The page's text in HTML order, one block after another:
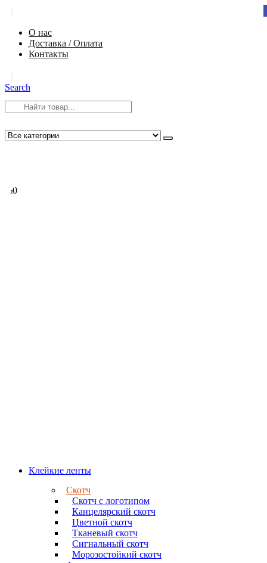
О нас
Доставка / Оплата
Контакты
Search
00
Клейкие ленты
Скотч
Скотч с логотипом
Канцелярский скотч
Цветной скотч
Тканевый скотч
Сигнальный скотч
Морозостойкий скотч